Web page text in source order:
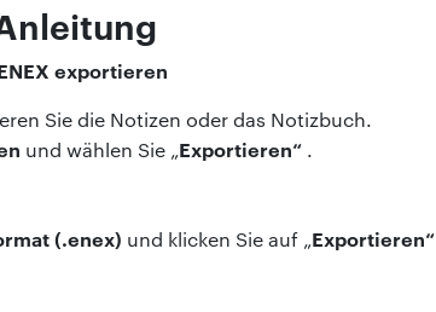
exportieren
Sie die Notizen oder das Notizbuch.
und wählen Sie „Exportieren“ .
(.enex) und klicken Sie auf „Exportieren“